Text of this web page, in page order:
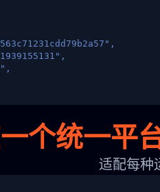
"United States",
一个统一平
适配每种